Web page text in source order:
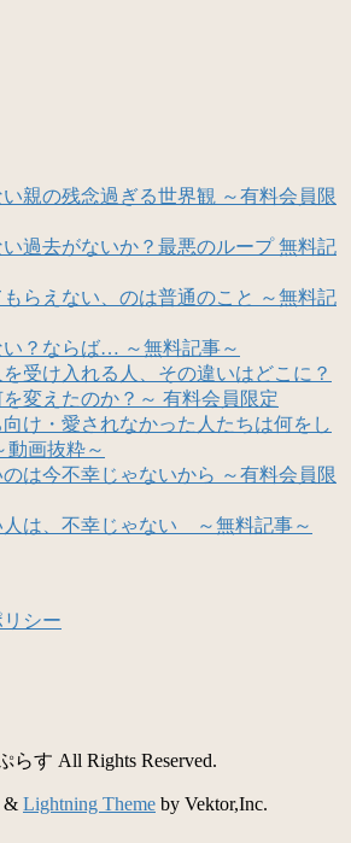
親の残念過ぎる世界観 ～有料会員限
過去がないか？最悪のループ 無料記
らえない、のは普通のこと ～無料記
？ならば… ～無料記事～
受け入れる人、その違いはどこに？
変えたのか？～ 有料会員限定
け・愛されなかった人たちは何をし
動画抜粋～
は今不幸じゃないから ～有料会員限
人は、不幸じゃない ～無料記事～
シー
らす All Rights Reserved.
& Lightning Theme by Vektor,Inc.